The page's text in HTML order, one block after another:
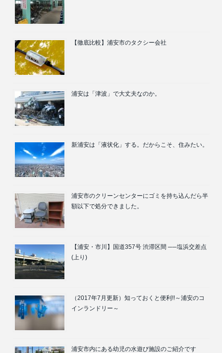
【徹底比較】浦安市のタクシー会社
浦安は「津波」で大丈夫なのか。
新浦安は「液状化」する。だからこそ、住みたい。
浦安市のクリーンセンターにゴミを持ち込んだら半
額以下で処分できました。
【浦安・市川】国道357号 渋滞区間 ──塩浜交差点
(上り)
（2017年7月更新）知っておくと便利!!～浦安のコ
インランドリー～
浦安市内にある幼児の水遊び施設のご紹介です